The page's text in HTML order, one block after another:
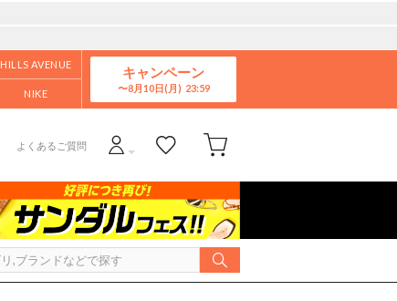
HILLS AVENUE
NIKE
キャンペーン
8月10日(月)
よくあるご質問